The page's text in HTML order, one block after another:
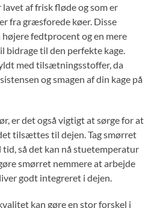
lavet af frisk fløde og som er
fra græsforede køer. Disse
fedtprocent og en mere
bidrage til den perfekte kage.
med tilsætningsstoffer, da
og smagen af din kage på
er det også vigtigt at sørge for at
tilsættes til dejen. Tag smørret
tid, så det kan nå stuetemperatur
smørret nemmere at arbejde
godt integreret i dejen.
kan gøre en stor forskel i